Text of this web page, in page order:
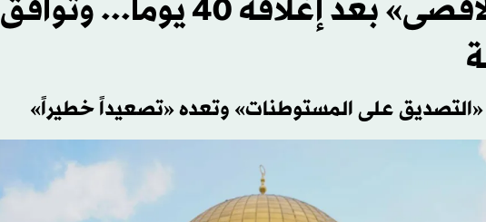
«التصديق على المستوطنات» وتعده «تصعيداً خطيراً»